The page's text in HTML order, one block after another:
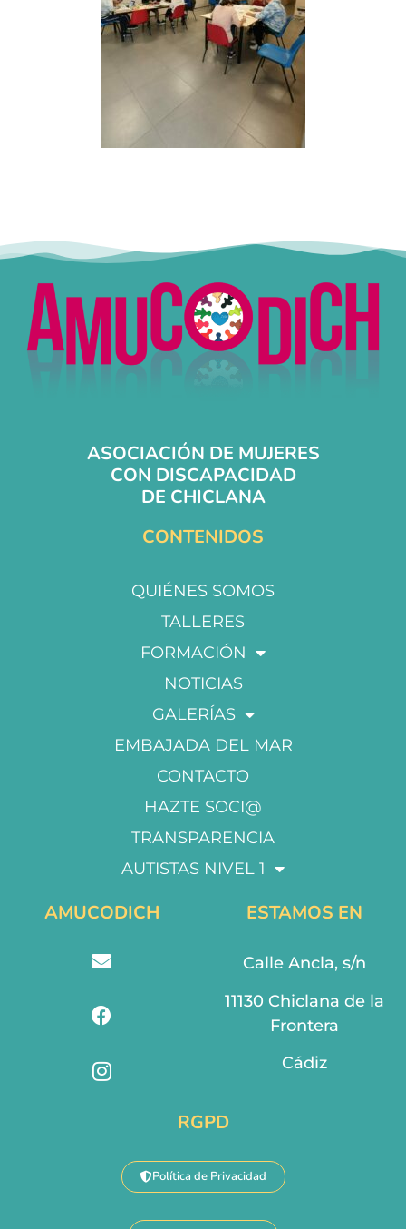
ASOCIACIÓN DE MUJERES
CON DISCAPACIDAD
DE CHICLANA
CONTENIDOS
QUIÉNES SOMOS
TALLERES
FORMACIÓN
NOTICIAS
GALERÍAS
EMBAJADA DEL MAR
CONTACTO
HAZTE SOCI@
TRANSPARENCIA
AUTISTAS NIVEL 1
AMUCODICH ESTAMOS EN
Calle Ancla, s/n
11130 Chiclana de la
Frontera
Cádiz
RGPD
Política de Privacidad